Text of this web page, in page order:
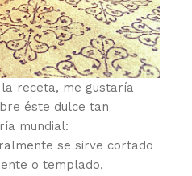
receta, me gustaría
éste dulce tan
mundial:
se sirve cortado
o templado,